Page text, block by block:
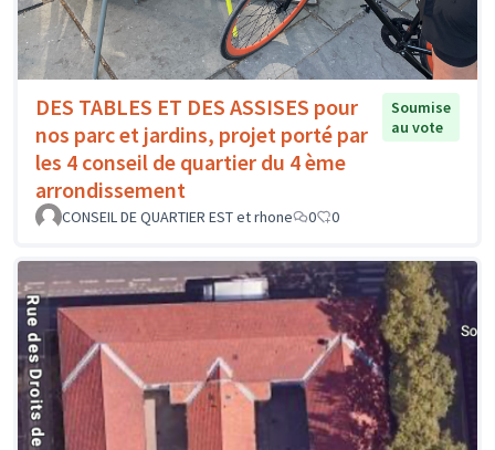
DES TABLES ET DES ASSISES pour
nos parc et jardins, projet porté par
les 4 conseil de quartier du 4 ème
arrondissement
Soumise
au vote
CONSEIL DE QUARTIER EST et rhone 0 0